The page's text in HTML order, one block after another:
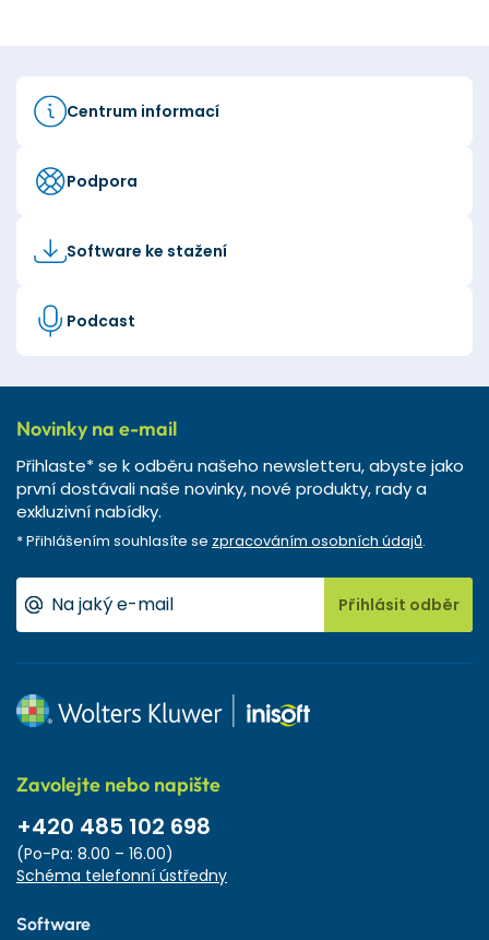
Centrum informací
Podpora
Software ke stažení
Podcast
Novinky na e-mail
Přihlaste* se k odběru našeho newsletteru, abyste jako
první dostávali naše novinky, nové produkty, rady a
exkluzivní nabídky.
* Přihlášením souhlasíte se zpracováním osobních údajů.
Přihlásit odběr
Zavolejte nebo napište
+420 485 102 698
(Po-Pa: 8.00 – 16.00)
Schéma telefonní ústředny
Software